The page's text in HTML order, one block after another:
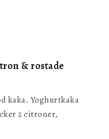
& rostade
kaka. Yoghurtkaka
2 citroner,